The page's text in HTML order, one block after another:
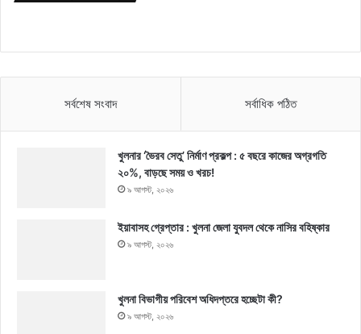
সর্বশেষ সংবাদ সর্বাধিক পঠিত
খুলনার ‘ভৈরব সেতু’ নির্মাণ প্রকল্প : ৫ বছরে কাজের অগ্রগতি
২০%, বাড়ছে সময় ও খরচ!
৯ আগস্ট, ২০২৬
ইয়াবাসহ গ্রেপ্তার : খুলনা জেলা যুবদল থেকে নাসির বহিষ্কার
৯ আগস্ট, ২০২৬
খুলনা বিভাগীয় পরিবেশ অধিদপ্তরে হচ্ছেটা কী?
৯ আগস্ট, ২০২৬